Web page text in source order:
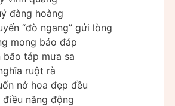
đàng hoàng
“đò ngang” gửi lòng
mong báo đáp
bão táp mưa sa
ruột rà
nở hoa đẹp đều
năng động